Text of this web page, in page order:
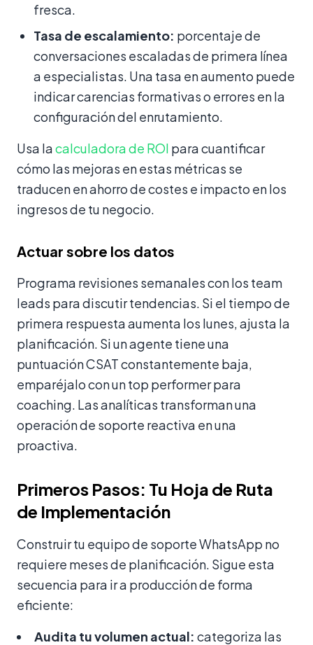
fresca.
Tasa de escalamiento: porcentaje de
conversaciones escaladas de primera línea
a especialistas. Una tasa en aumento puede
indicar carencias formativas o errores en la
configuración del enrutamiento.
Usa lacalculadora de ROI para cuantificar
cómo las mejoras en estas métricas se
traducen en ahorro de costes e impacto en los
ingresos de tu negocio.
Actuar sobre los datos
Programa revisiones semanales con los team
leads para discutir tendencias. Si el tiempo de
primera respuesta aumenta los lunes, ajusta la
planificación. Si un agente tiene una
puntuación CSAT constantemente baja,
emparéjalo con un top performer para
coaching. Las analíticas transforman una
operación de soporte reactiva en una
proactiva.
Primeros Pasos: Tu Hoja de Ruta
de Implementación
Construir tu equipo de soporte WhatsApp no
requiere meses de planificación. Sigue esta
secuencia para ir a producción de forma
eficiente:
Audita tu volumen actual: categoriza las